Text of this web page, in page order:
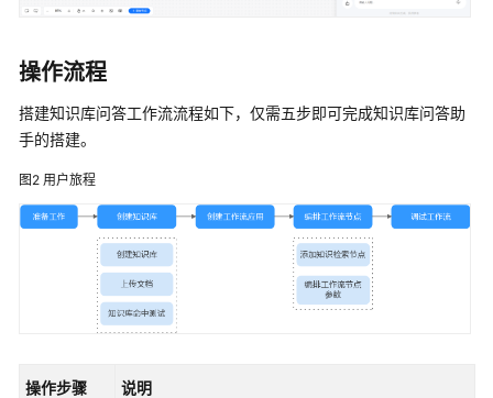
个
能
体
建
作
操作流程
搭建知识库问答工作流流程如下，仅需五步即可完成知识库问答助
手的搭建。
图2 用户旅程
操作步骤 说明